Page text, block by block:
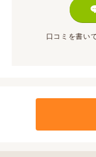
口コミを書い